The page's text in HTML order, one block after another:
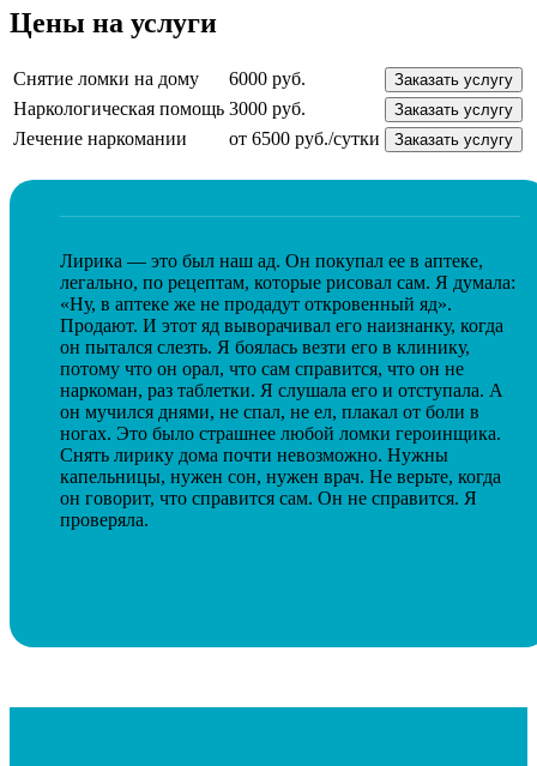
Цены на услуги
Снятие ломки на дому 6000 руб. Заказать услугу
Наркологическая помощь 3000 руб. Заказать услугу
Лечение наркомании от 6500 руб./сутки Заказать услугу
Лирика — это был наш ад. Он покупал ее в аптеке,
легально, по рецептам, которые рисовал сам. Я думала:
«Ну, в аптеке же не продадут откровенный яд».
Продают. И этот яд выворачивал его наизнанку, когда
он пытался слезть. Я боялась везти его в клинику,
потому что он орал, что сам справится, что он не
наркоман, раз таблетки. Я слушала его и отступала. А
он мучился днями, не спал, не ел, плакал от боли в
ногах. Это было страшнее любой ломки героинщика.
Снять лирику дома почти невозможно. Нужны
капельницы, нужен сон, нужен врач. Не верьте, когда
он говорит, что справится сам. Он не справится. Я
проверяла.